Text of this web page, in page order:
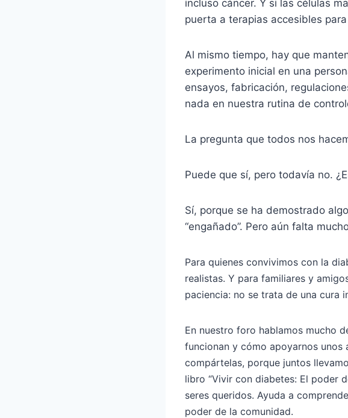
incluso cáncer. Y si las células
puerta a terapias accesibles
Al mismo tiempo, hay que
experimento inicial en una
ensayos, fabricación,
nada en nuestra rutina de
La pregunta que todos nos
Puede que sí, pero todavía no.
Sí, porque se ha demostrado
“engañado”. Pero aún falta
Para quienes convivimos con la
realistas. Y para familiares y
paciencia: no se trata de una cura
En nuestro foro hablamos mucho
funcionan y cómo apoyarnos unos
compártelas, porque juntos
libro “Vivir con diabetes: El poder
seres queridos. Ayuda a
poder de la comunidad.